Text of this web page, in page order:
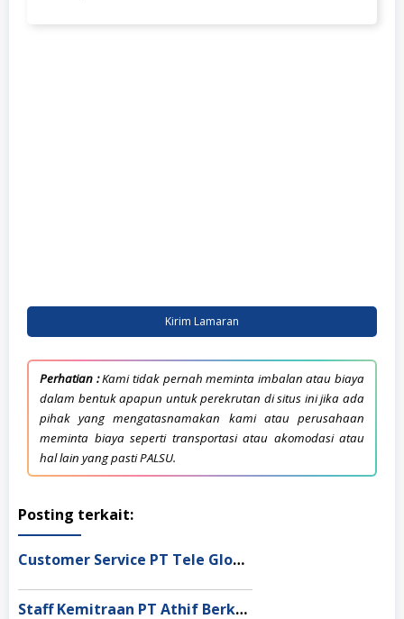
Kirim Lamaran
Perhatian :Kami tidak pernah meminta imbalan atau biaya
dalam bentuk apapun untuk perekrutan di situs ini jika ada
pihak yang mengatasnamakan kami atau perusahaan
meminta biaya seperti transportasi atau akomodasi atau
hal lain yang pasti PALSU.
Posting terkait:
Customer Service PT Tele Globe Global Bekasi
Staff Kemitraan PT Athif Berkah Indonesia Makassar